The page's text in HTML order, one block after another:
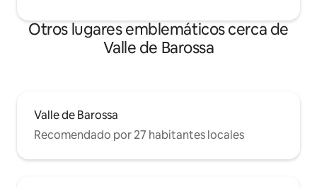
Otros lugares emblemáticos cerca de
Valle de Barossa
Valle de Barossa
Recomendado por 27 habitantes locales